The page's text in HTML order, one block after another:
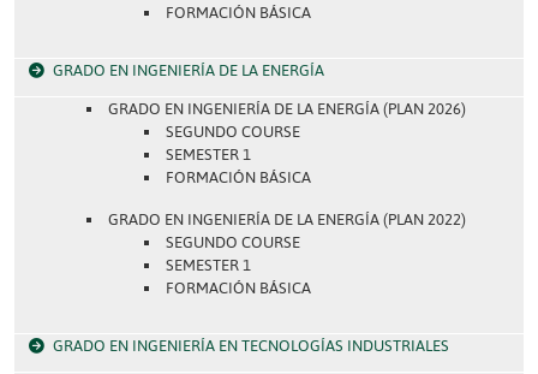
FORMACIÓN BÁSICA
GRADO EN INGENIERÍA DE LA ENERGÍA
GRADO EN INGENIERÍA DE LA ENERGÍA (PLAN 2026)
SEGUNDO COURSE
SEMESTER 1
FORMACIÓN BÁSICA
GRADO EN INGENIERÍA DE LA ENERGÍA (PLAN 2022)
SEGUNDO COURSE
SEMESTER 1
FORMACIÓN BÁSICA
GRADO EN INGENIERÍA EN TECNOLOGÍAS INDUSTRIALES